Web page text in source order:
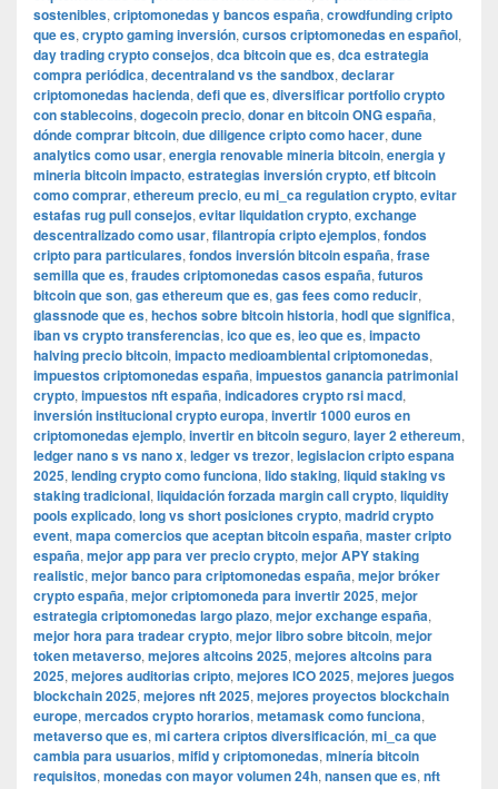
sostenibles, criptomonedas y bancos españa, crowdfunding cripto
que es, crypto gaming inversión, cursos criptomonedas en español,
day trading crypto consejos, dca bitcoin que es, dca estrategia
compra periódica, decentraland vs the sandbox, declarar
criptomonedas hacienda, defi que es, diversificar portfolio crypto
con stablecoins, dogecoin precio, donar en bitcoin ONG españa,
dónde comprar bitcoin, due diligence cripto como hacer, dune
analytics como usar, energia renovable mineria bitcoin, energia y
mineria bitcoin impacto, estrategias inversión crypto, etf bitcoin
como comprar, ethereum precio, eu mi_ca regulation crypto, evitar
estafas rug pull consejos, evitar liquidation crypto, exchange
descentralizado como usar, filantropía cripto ejemplos, fondos
cripto para particulares, fondos inversión bitcoin españa, frase
semilla que es, fraudes criptomonedas casos españa, futuros
bitcoin que son, gas ethereum que es, gas fees como reducir,
glassnode que es, hechos sobre bitcoin historia, hodl que significa,
iban vs crypto transferencias, ico que es, ieo que es, impacto
halving precio bitcoin, impacto medioambiental criptomonedas,
impuestos criptomonedas españa, impuestos ganancia patrimonial
crypto, impuestos nft españa, indicadores crypto rsi macd,
inversión institucional crypto europa, invertir 1000 euros en
criptomonedas ejemplo, invertir en bitcoin seguro, layer 2 ethereum,
ledger nano s vs nano x, ledger vs trezor, legislacion cripto espana
2025, lending crypto como funciona, lido staking, liquid staking vs
staking tradicional, liquidación forzada margin call crypto, liquidity
pools explicado, long vs short posiciones crypto, madrid crypto
event, mapa comercios que aceptan bitcoin españa, master cripto
españa, mejor app para ver precio crypto, mejor APY staking
realistic, mejor banco para criptomonedas españa, mejor bróker
crypto españa, mejor criptomoneda para invertir 2025, mejor
estrategia criptomonedas largo plazo, mejor exchange españa,
mejor hora para tradear crypto, mejor libro sobre bitcoin, mejor
token metaverso, mejores altcoins 2025, mejores altcoins para
2025, mejores auditorias cripto, mejores ICO 2025, mejores juegos
blockchain 2025, mejores nft 2025, mejores proyectos blockchain
europe, mercados crypto horarios, metamask como funciona,
metaverso que es, mi cartera criptos diversificación, mi_ca que
cambia para usuarios, mifid y criptomonedas, minería bitcoin
requisitos, monedas con mayor volumen 24h, nansen que es, nft